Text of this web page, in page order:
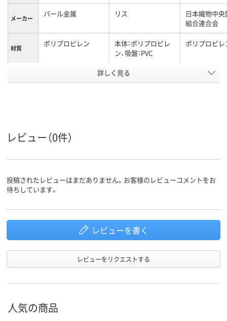
メーカー パール金属 リス
日本織物中
組合連合会
材質 ポリプロピレン
本体：ポリプロピレ
ン、吸盤：PVC
ポリプロピレ
25
詳しく見る
レビュー（0件）
投稿されたレビューはまだありません。お客様のレビューコメントをお
待ちしています。
レビューを書く
レビューをリクエストする
人気の商品